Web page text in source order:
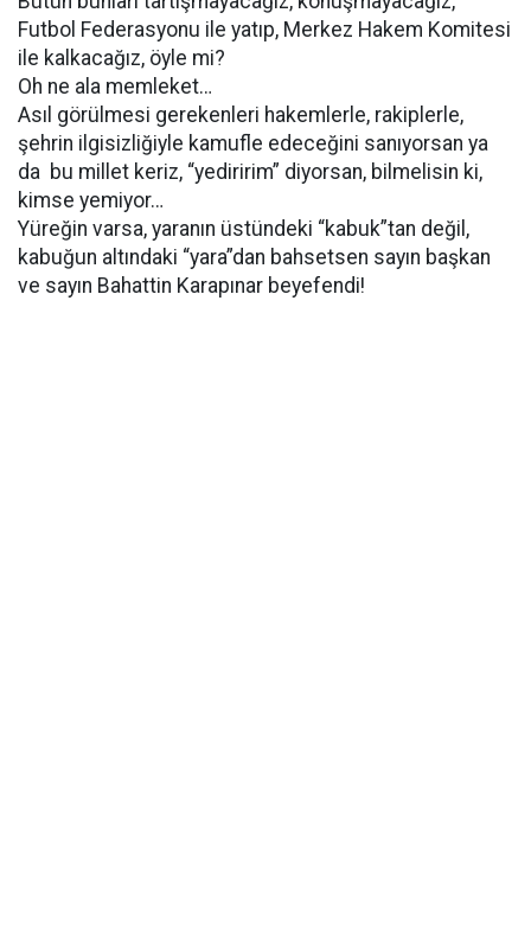
Futbol Federasyonu ile yatıp, Merkez Hakem Komitesi
ile kalkacağız, öyle mi?
Oh ne ala memleket…
Asıl görülmesi gerekenleri hakemlerle, rakiplerle,
şehrin ilgisizliğiyle kamufle edeceğini sanıyorsan ya
da bu millet keriz, “yediririm” diyorsan, bilmelisin ki,
kimse yemiyor…
Yüreğin varsa, yaranın üstündeki “kabuk”tan değil,
kabuğun altındaki “yara”dan bahsetsen sayın başkan
ve sayın Bahattin Karapınar beyefendi!